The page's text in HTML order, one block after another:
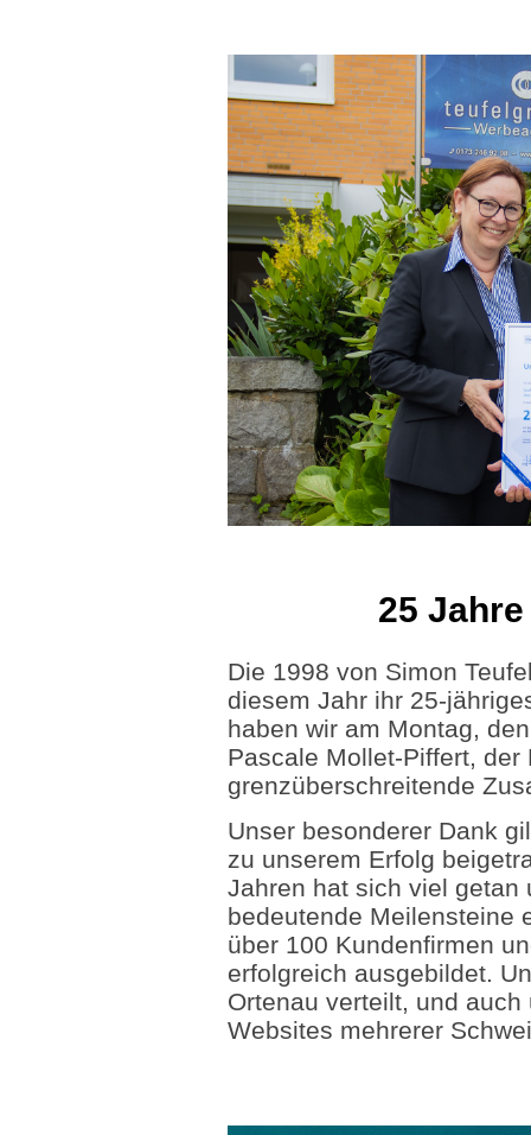
25
Die 1998 von Simon
diesem Jahr ihr 25-
haben wir am Montag,
Pascale Mollet-Piffert,
grenzüberschreitende
Unser besonderer Dank
zu unserem Erfolg
Jahren hat sich viel getan
bedeutende Meilensteine
über 100 Kundenfirmen
erfolgreich ausgebildet.
Ortenau verteilt, und
Websites mehrerer